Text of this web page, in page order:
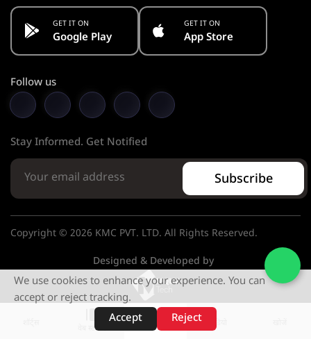
वेब स्टोरीज़
GET IT ON
Google Play
GET IT ON
App Store
Follow us
Stay Informed. Get Notified
Subscribe
Copyright © 2026 KMC PVT. LTD. All Rights Reserved.
Designed & Developed by
We use cookies to enhance your experience. You can
accept or reject tracking.
Accept
Reject